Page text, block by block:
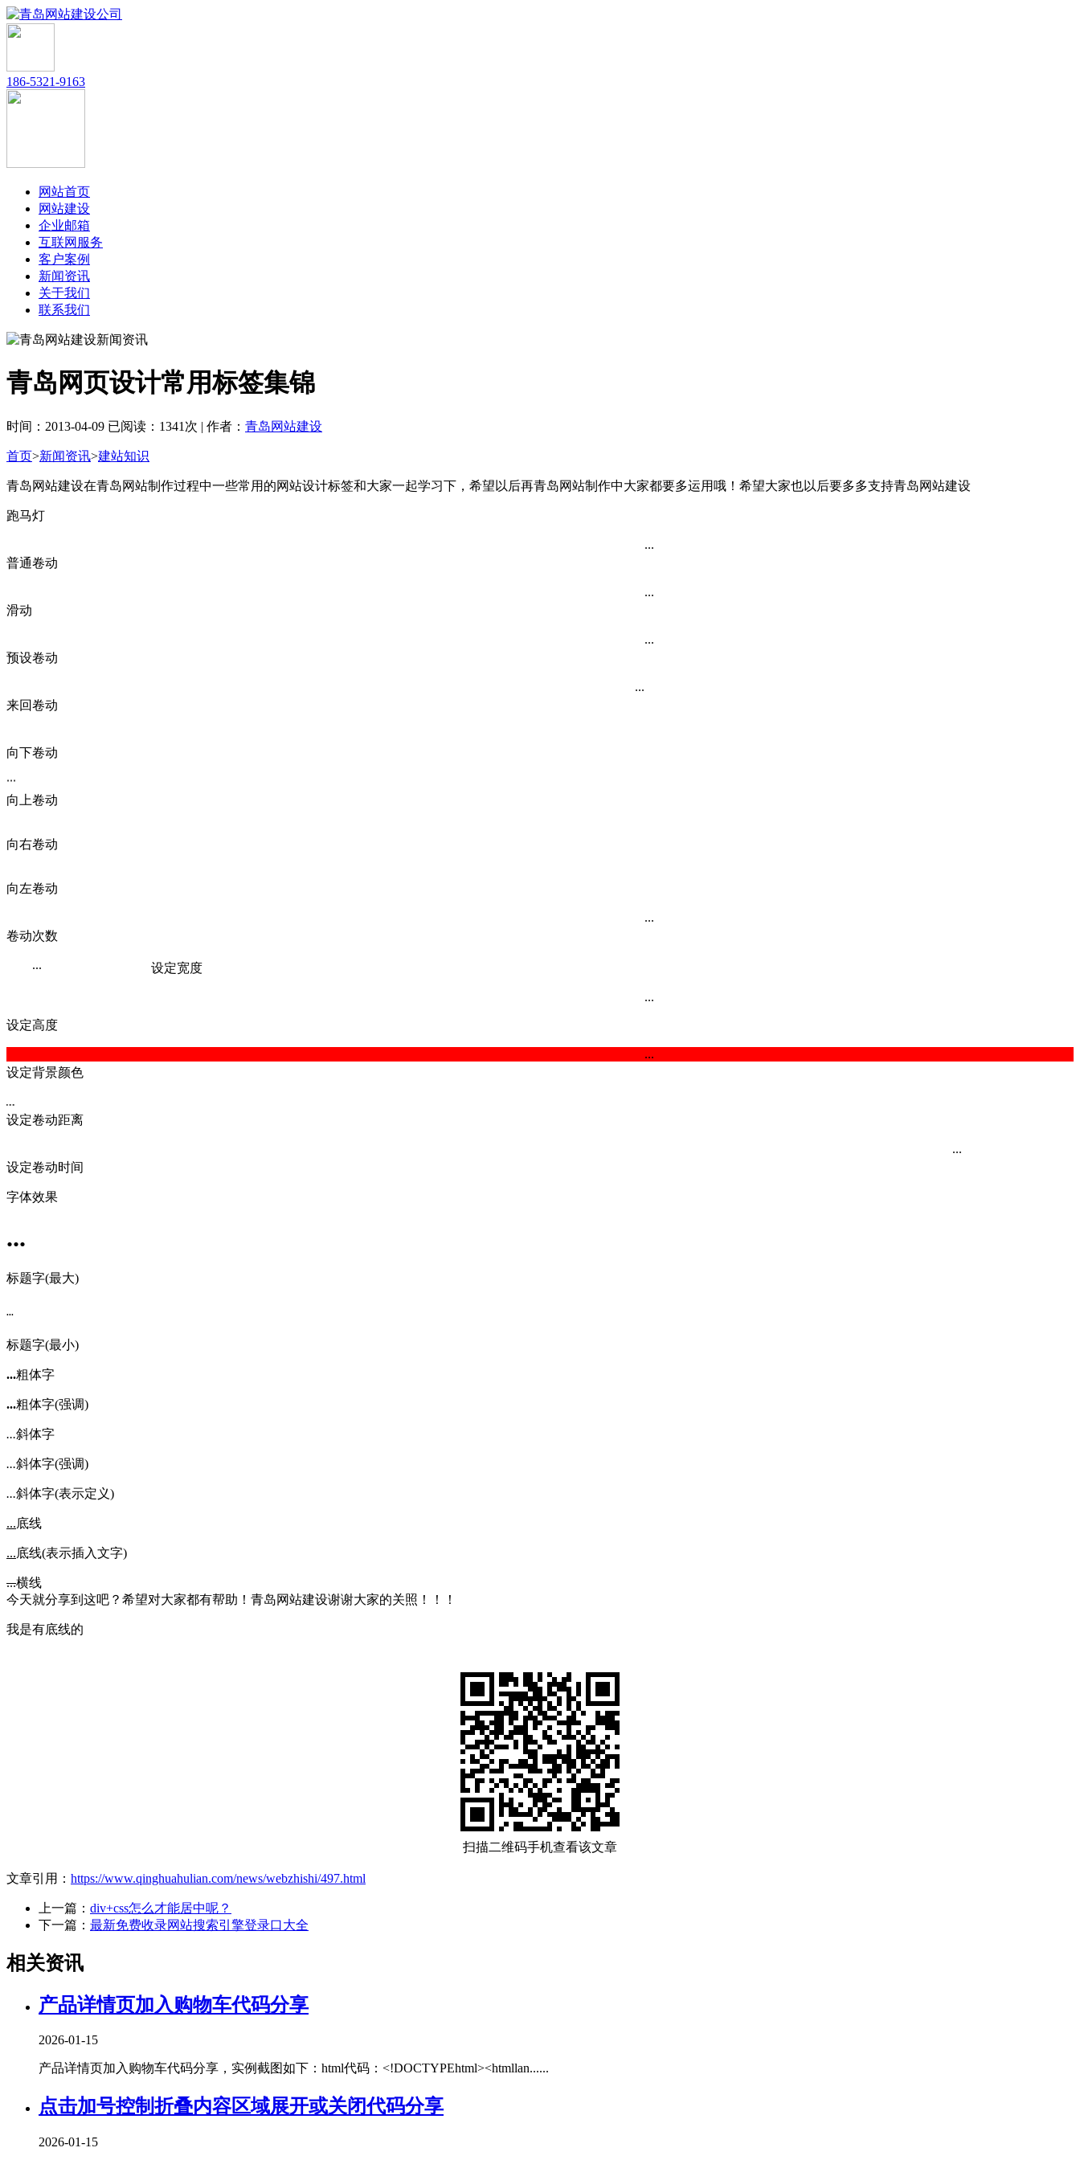
186-5321-9163
网站首页
网站建设
企业邮箱
互联网服务
客户案例
新闻资讯
关于我们
联系我们
青岛网页设计常用标签集锦
时间：2013-04-09 已阅读：1341次 | 作者： 青岛网站建设
首页>新闻资讯>建站知识
青岛网站建设在青岛网站制作过程中一些常用的网站设计标签和大家一起学习下，希望以后再青岛网站制作中大家都要多运用哦！希望大家也以后要多多支持青岛网站建设
跑马灯
普通卷动
滑动
预设卷动
来回卷动
向下卷动
...
向上卷动
向右卷动
向左卷动
卷动次数
...设定宽度
设定高度
设定背景颜色
设定卷动距离
设定卷动时间
字体效果
...
标题字(最大)
...
标题字(最小)
...粗体字
...粗体字(强调)
...斜体字
...斜体字(强调)
...斜体字(表示定义)
...底线
...底线(表示插入文字)
...横线
今天就分享到这吧？希望对大家都有帮助！青岛网站建设谢谢大家的关照！！！
我是有底线的
扫描二维码手机查看该文章
文章引用： https://www.qinghuahulian.com/news/webzhishi/497.html
上一篇： div+css怎么才能居中呢？
下一篇： 最新免费收录网站搜索引擎登录口大全
相关资讯
产品详情页加入购物车代码分享
2026-01-15
产品详情页加入购物车代码分享，实例截图如下：html代码：<!DOCTYPEhtml><htmllan......
点击加号控制折叠内容区域展开或关闭代码分享
2026-01-15